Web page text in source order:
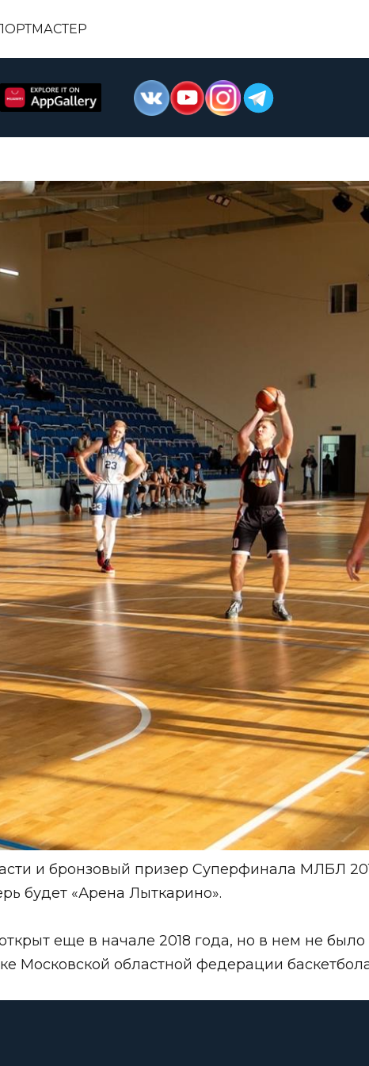
и бронзовый призер Суперфинала МЛБЛ
будет «Арена Лыткарино».
еще в начале 2018 года, но в нем не было
Московской областной федерации